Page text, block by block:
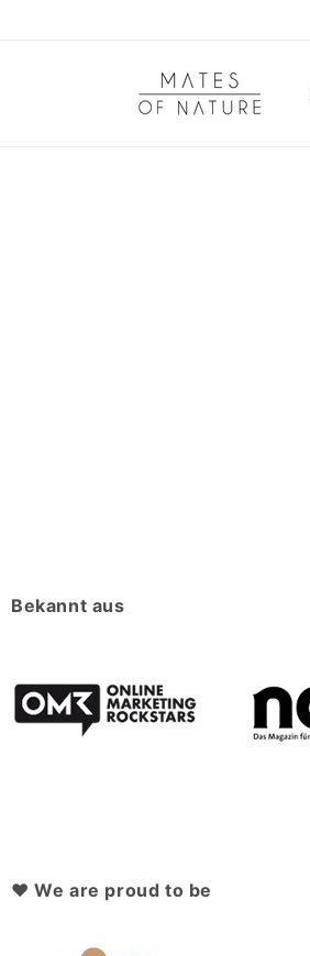
Bekannt aus
♥ We are proud to be